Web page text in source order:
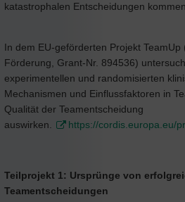
katastrophalen Entscheidungen
In dem EU-geförderten Projekt TeamUp
Förderung, Grant-Nr. 894536)
experimentellen und randomisierten
Mechanismen und Einflussfaktoren in
Qualität der Teamentscheidung
auswirken.
https://cordis.europa.eu/
Teilprojekt 1: Ursprünge von
Teamentscheidungen